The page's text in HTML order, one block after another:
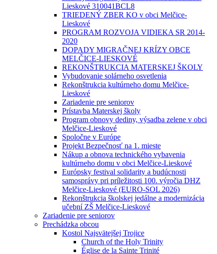
Lieskové 310041BCL8
TRIEDENÝ ZBER KO v obci Melčice-
Lieskové
PROGRAM ROZVOJA VIDIEKA SR 2014-
2020
DOPADY MIGRAČNEJ KRÍZY OBCE
MELČICE-LIESKOVÉ
REKONŠTRUKCIA MATERSKEJ ŠKOLY
Vybudovanie solárneho osvetlenia
Rekonštrukcia kultúrneho domu Melčice-
Lieskové
Zariadenie pre seniorov
Prístavba Materskej školy
Program obnovy dediny, výsadba zelene v obci
Melčice-Lieskové
Spoločne v Európe
Projekt Bezpečnosť na 1. mieste
Nákup a obnova technického vybavenia
kultúrneho domu v obci Melčice-Lieskové
Európsky festival solidarity a budúcnosti
samosprávy pri príležitosti 100. výročia DHZ
Melčice-Lieskové (EURO-SOL 2026)
Rekonštrukcia školskej jedálne a modernizácia
učební ZŠ Melčice-Lieskové
Zariadenie pre seniorov
Prechádzka obcou
Kostol Najsvätejšej Trojice
Church of the Holy Trinity
Église de la Sainte Trinité